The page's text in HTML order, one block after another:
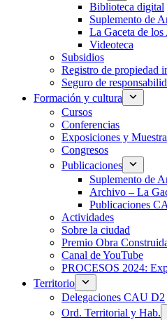
Biblioteca digital
Suplemento de
La Gaceta de
Videoteca
Subsidios
Registro de propiedad
Seguro de
Formación y cultura
Cursos
Conferencias
Exposiciones y
Congresos
Publicaciones
Suplemento de
Archivo – La
Publicaciones
Actividades
Sobre la ciudad
Premio Obra
Canal de YouTube
PROCESOS 2024:
Territorio
Delegaciones CAU D2
Ord. Territorial y Hab.